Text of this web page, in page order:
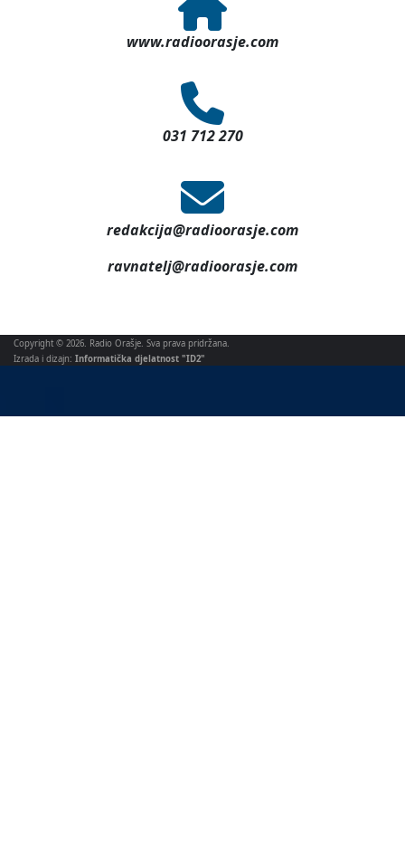
www.radioorasje.com
031 712 270
redakcija@radioorasje.com
ravnatelj@radioorasje.com
Copyright © 2026. Radio Orašje. Sva prava pridržana.
Izrada i dizajn: Informatička djelatnost "ID2"